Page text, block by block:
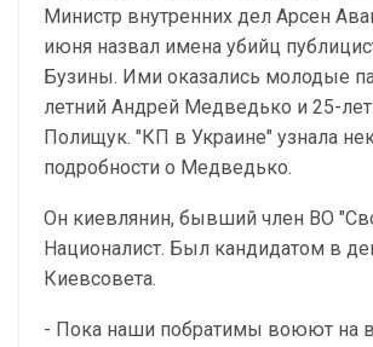
Министр внутренних дел Арсен
июня назвал имена убийц
Бузины. Ими оказались молодые
летний Андрей Медведько и 25-
Полищук. "КП в Украине" узнала
подробности о Медведько.
Он киевлянин, бывший член ВО
Националист. Был кандидатом в
Киевсовета.
- Пока наши побратимы воюют на